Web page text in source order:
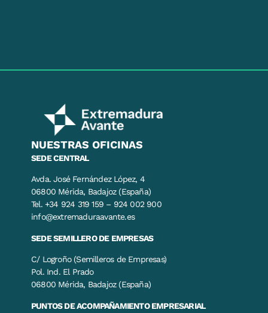
NUESTRAS OFICINAS
SEDE CENTRAL
Avda. José Fernández López, 4
06800 Mérida, Badajoz (España)
Tel. +34 924 319 159 – 924 002 900
info@extremaduraavante.es
SEDE SEMILLERO DE EMPRESAS
C/ Logroño (Semilleros de Empresas)
Pol. Ind. El Prado
06800 Mérida, Badajoz (España)
PUNTOS DE ACOMPAÑAMIENTO EMPRESARIAL